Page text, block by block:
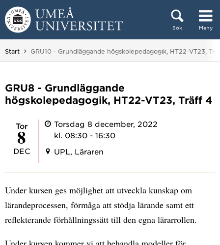
Hoppa direkt till innehållet
Sök Meny
Huvudmenyn dold.
Start Du är här:
GRU10 - Grundläggande högskolepedagogik, HT22-VT23,
GRU8 - Grundläggande
högskolepedagogik, HT22-VT23, Träff 4
tor
8
DEC
Torsdag 8 december, 2022
kl. 08:30 - 16:30
UPL, Läraren
Under kursen ges möjlighet att utveckla kunskap om
lärandeprocessen, förmåga att stödja lärande samt ett
reflekterande förhållningssätt till den egna lärarrollen.